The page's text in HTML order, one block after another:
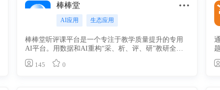
棒棒堂
AI应用 生态应用
棒棒堂听评课平台是一个专注于教学质量提升的专用
AI平台。用数据和AI重构“采、析、评、研”教研全流
程，让每一位老师都能获得专业的成长指导
145
0